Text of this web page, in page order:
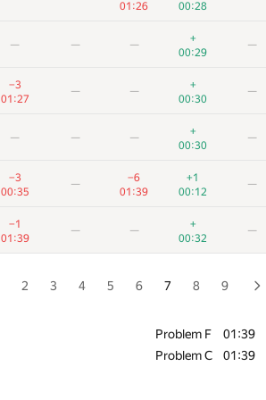
01:26
00:28
— — —
+
00:29
—
−3
01:27
— —
+
00:30
—
— — —
+
00:30
—
−3
00:35
—
−6
01:39
+1
00:12
—
−1
01:39
— —
+
00:32
—
00:09
01:27
+
00:09
00:19
01:21
00:09
00:20
—
00:21
—
01:39
00:20
+
—
2 3 4 5 6 7 8 9
Problem F 01:39
Problem C 01:39